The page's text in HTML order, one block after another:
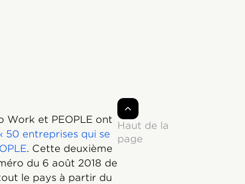
Work et PEOPLE ont
50 entreprises qui se
. Cette deuxième
du 6 août 2018 de
le pays à partir du
Haut de la
page